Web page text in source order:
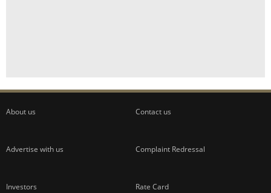
About us Contact us
Advertise with us Complaint Redressal
Investors Rate Card